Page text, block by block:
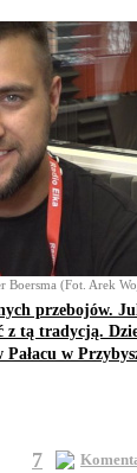
Boersma (Fot. Arek
przebojów.
z tą tradycją.
w
7